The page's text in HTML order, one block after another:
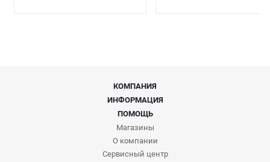
КОМПАНИЯ
ИНФОРМАЦИЯ
ПОМОЩЬ
Магазины
О компании
Сервисный центр